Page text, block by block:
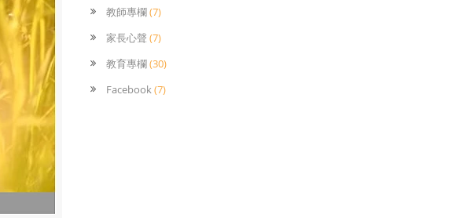
教師專欄(7)
家長心聲 (7)
教育專欄(30)
Facebook(7)